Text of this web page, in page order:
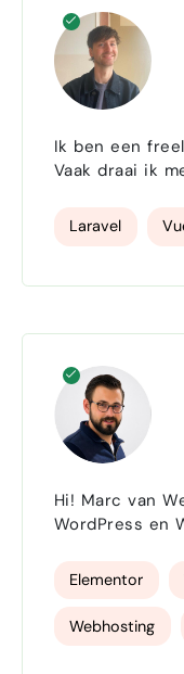
Ik ben een
Vaak draai ik
ontwerpen en
Laravel
Hi! Marc van Webkeurig hier. Ik help MKB-bedrijven met het
WordPress en
Gelukkig gaat
Elementor
Webhosting